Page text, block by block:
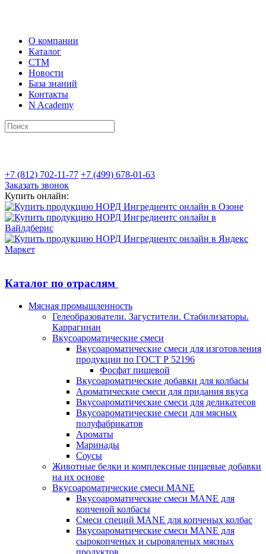
О компании
Каталог
СТМ
Новости
База знаний
Контакты
N Academy
+7 (812) 702-11-77 +7 (499) 678-01-63
Заказать звонок
Купить онлайн:
Каталог по отраслям
Мясная промышленность
Гелеобразователи. Загустители. Стабилизаторы.
Каррагинан
Вкусоароматические смеси
Вкусоароматические смеси для изготовления
продукции по ГОСТ Р 52196
Фосфат пищевой
Вкусоароматические добавки для колбасы
Ароматические смеси для придания вкуса
Вкусоароматические смеси для деликатесов
Вкусоароматические смеси для мясных
полуфабрикатов
Ароматы
Маринады
Соусы
Животные белки и комплексные пищевые добавки
на их основе
Вкусоароматические смеси MANE
Вкусоароматические смеси MANE для
копченой колбасы
Смеси специй MANE для копченых колбас
Вкусоароматические смеси MANE для
сырокопченых и сыровяленых мясных